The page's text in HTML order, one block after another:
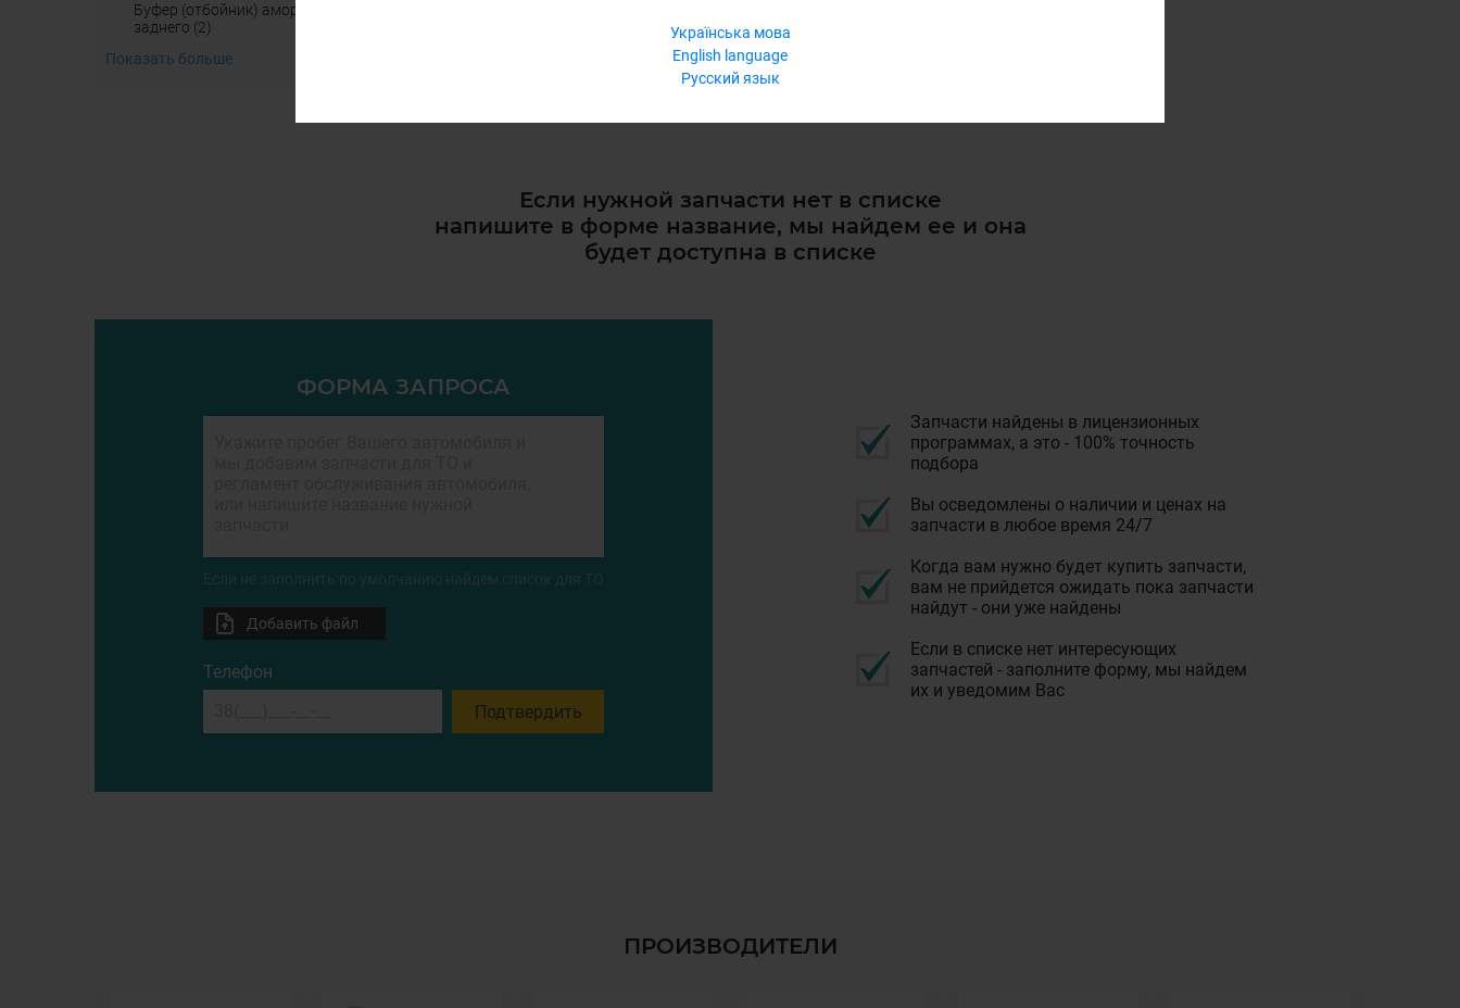
Українська мова
English language
Русский язык
буфер (отбойник) амортизатора
заднего (2)
Показать больше
Если нужной запчасти нет в списке
напишите в форме название, мы найдем ее и она
будет доступна в списке
ФОРМА ЗАПРОСА
Если не заполнить по умолчанию найдем список для ТО
Добавить файл
Телефон
Подтвердить
Запчасти найдены в лицензионных
программах, а это - 100% точность
подбора
Вы осведомлены о наличии и ценах на
запчасти в любое время 24/7
Когда вам нужно будет купить запчасти,
вам не прийдется ожидать пока запчасти
найдут - они уже найдены
Если в списке нет интересующих
запчастей - заполните форму, мы найдем
их и уведомим Вас
ПРОИЗВОДИТЕЛИ